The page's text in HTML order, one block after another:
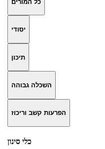
כל המורים
יסודי
תיכון
השכלה גבוהה
הפרעות קשב וריכוז
כלי סינון